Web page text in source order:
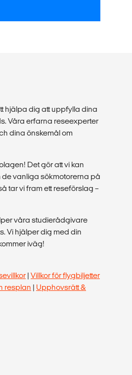
hjälpa dig att uppfylla dina
Våra erfarna reseexperter
dina önskemål om
Det gör att vi kan
de vanliga sökmotorerna på
tar vi fram ett reseförslag –
våra studierådgivare
Vi hjälper dig med din
iväg!
| Villkor för flygbiljetter
resplan | Upphovsrätt &